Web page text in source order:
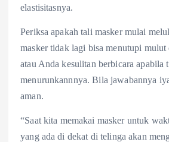
elastisitasnya.
Periksa apakah tali masker mulai
masker tidak lagi bisa menutupi
atau Anda kesulitan berbicara apabila
menurunkannnya. Bila jawabannya
aman.
“Saat kita memakai masker untuk
yang ada di dekat di telinga akan